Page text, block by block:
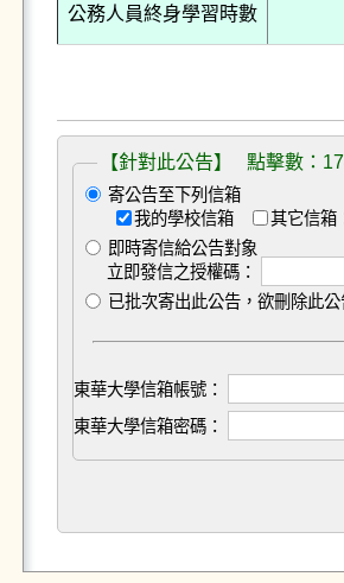
公務人員終身學習時數
【針對此公告】 點擊數：
寄公告至下列信箱
我的學校信箱
其它信箱
即時寄信給公告對象
立即發信之授權碼：
已批次寄出此公告，欲刪除此
東華大學信箱帳號：
東華大學信箱密碼：